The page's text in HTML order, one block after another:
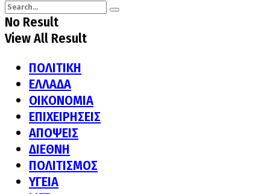
No Result
View All Result
ΠΟΛΙΤΙΚΗ
ΕΛΛΑΔΑ
ΟΙΚΟΝΟΜΙΑ
ΕΠΙΧΕΙΡΗΣΕΙΣ
ΑΠΟΨΕΙΣ
ΔΙΕΘΝΗ
ΠΟΛΙΤΙΣΜΟΣ
ΥΓΕΙΑ